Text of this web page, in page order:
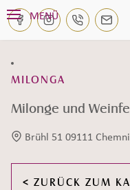
Navigation überspringen
MENÜ
KETEGORIE:
MILONGA
Milonge und
Brühl 51 09111
< ZURÜCK ZUM